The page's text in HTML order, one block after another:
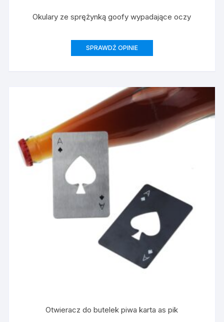
Okulary ze sprężynką goofy wypadające oczy
SPRAWDŹ OPINIE
Otwieracz do butelek piwa karta as pik